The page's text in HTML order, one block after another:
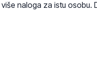
naloga za istu osobu.